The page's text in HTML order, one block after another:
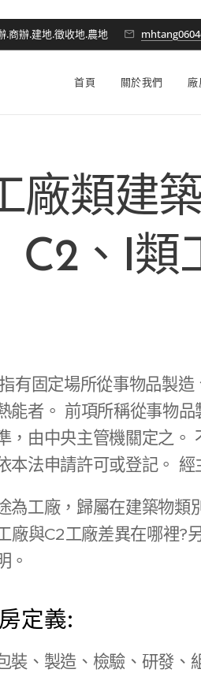
.商辦.建地.徵收地.農地
首頁 關於我們 廠
廠類建
C2、I類
有固定場所從事物品製
能者。 前項所稱從事物
，由中央主管機關定之
本法申請許可或登記。
為工廠，歸屬在建築物類
廠與C2工廠差異在哪裡?
。
定義:
裝、製造、檢驗、研發、